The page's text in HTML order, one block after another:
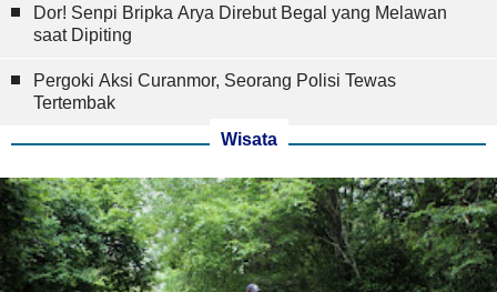
Dor! Senpi Bripka Arya Direbut Begal yang Melawan
saat Dipiting
Pergoki Aksi Curanmor, Seorang Polisi Tewas
Tertembak
Wisata